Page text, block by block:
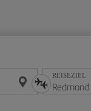
REISEZIEL